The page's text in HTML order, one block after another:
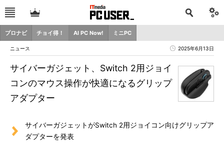
プロナビ チョイ得！ AI PC Now! ミニPC
ニュース 2025年6月13日
サイバーガジェット、Switch 2用ジョイ
コンのマウス操作が快適になるグリップ
アダプター
サイバーガジェットがSwitch 2用ジョイコン向けグリップア
ダプターを発表